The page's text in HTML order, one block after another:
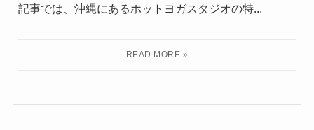
記事では、沖縄にあるホットヨガスタジオの特...